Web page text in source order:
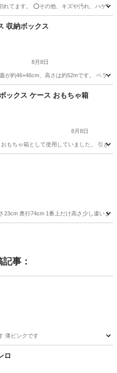
れてます。 ⭕️その他、キズや汚れ、ハゲ
スター
収納ボックス
8月8日
が約46×46cm、高さは約52mです。 ベラ
ボックス
ックス ケース おもちゃ箱
8月8日
もちゃ箱として使用していました。 引き取
23cm 奥行74cm 1番上だけ高さ少し違いま
事：
薄ピンクです
ジ器
ロ